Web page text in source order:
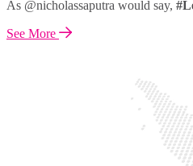
As @nicholassaputra would say,
See More